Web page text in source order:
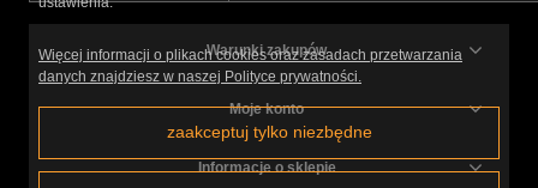
Warunki zakupów
Moje konto
Informacje o sklepie
Więcej informacji o plikach cookies oraz zasadach przetwarzania
danych znajdziesz w naszej Polityce prywatności.
zaakceptuj tylko niezbędne